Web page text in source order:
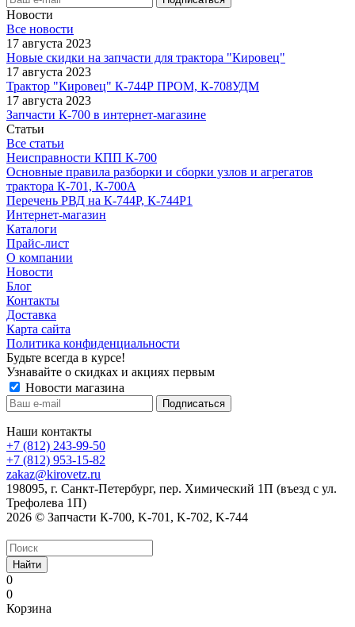
Новости
Все новости
17 августа 2023
Новые скидки на запчасти для трактора "Кировец"
17 августа 2023
Трактор "Кировец" К-744Р ПРОМ, К-708УДМ
17 августа 2023
Запчасти К-700 в интернет-магазине
Статьи
Все статьи
Неисправности КПП К-700
Основные правила разборки и сборки узлов и агрегатов
трактора К-701, К-700А
Перечень РВД на К-744Р, К-744Р1
Интернет-магазин
Каталоги
Прайс-лист
О компании
Новости
Блог
Контакты
Доставка
Карта сайта
Политика конфиденциальности
Будьте всегда в курсе!
Узнавайте о скидках и акциях первым
Новости магазина
Наши контакты
+7 (812) 243-99-50
+7 (812) 953-15-82
zakaz@kirovetz.ru
198095, г. Санкт-Петербург, пер. Химический 1П (въезд с ул.
Трефолева 1П)
2026 © Запчасти К-700, K-701, K-702, K-744
Найти
0
0
Корзина